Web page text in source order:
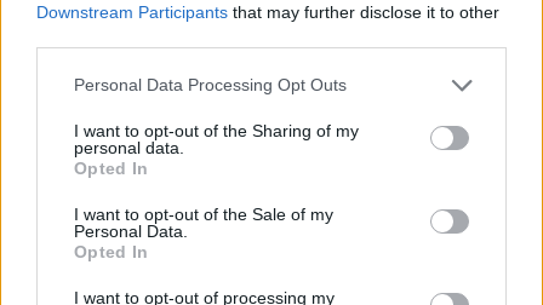
Downstream Participants that may further disclose it to other
Personal Data Processing Opt Outs
I want to opt-out of the Sharing of my
personal data.
Opted In
I want to opt-out of the Sale of my
Personal Data.
Opted In
I want to opt-out of processing my
Accedioregistrati per commentare questo